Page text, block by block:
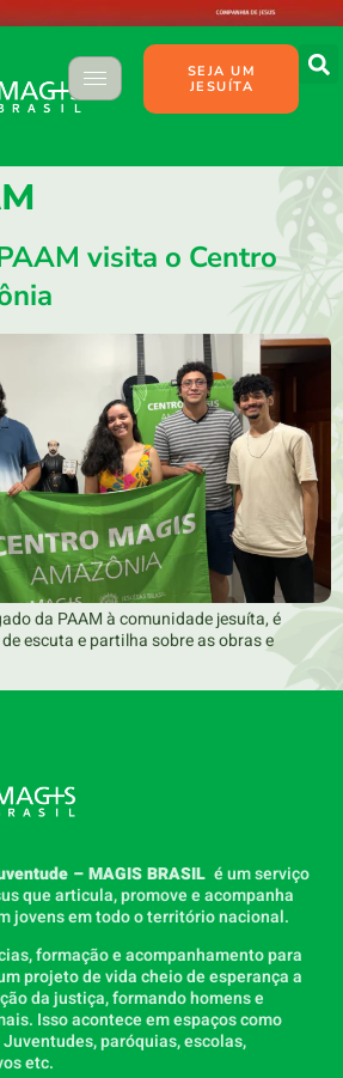
SEJA UM
JESUÍTA
visita o Centro
da PAAM à comunidade jesuíta, é
escuta e partilha sobre as obras e
– MAGIS BRASIL é um serviço
que articula, promove e acompanha
jovens em todo o território nacional.
formação e acompanhamento para
projeto de vida cheio de esperança a
da justiça, formando homens e
Isso acontece em espaços como
paróquias, escolas,
etc.